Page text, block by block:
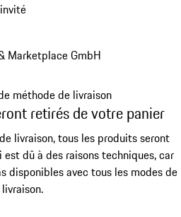
Marketplace GmbH
méthode de livraison
retirés de votre panier
livraison, tous les produits seront
dû à des raisons techniques, car
disponibles avec tous les modes de
livraison.